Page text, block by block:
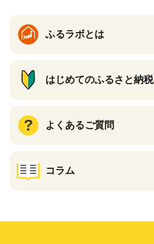
ふるラボとは
はじめてのふるさと納税
よくあるご質問
コラム